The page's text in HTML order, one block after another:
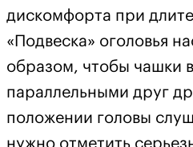
дискомфорта при
«Подвеска» оголовья
образом, чтобы чашки
параллельными друг
положении головы